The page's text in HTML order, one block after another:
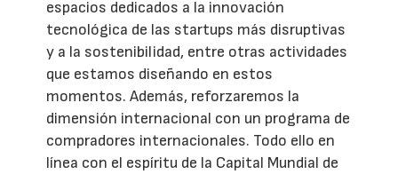
espacios dedicados a la innovación
tecnológica de las startups más disruptivas
y a la sostenibilidad, entre otras actividades
que estamos diseñando en estos
momentos. Además, reforzaremos la
dimensión internacional con un programa de
compradores internacionales. Todo ello en
línea con el espíritu de la Capital Mundial de